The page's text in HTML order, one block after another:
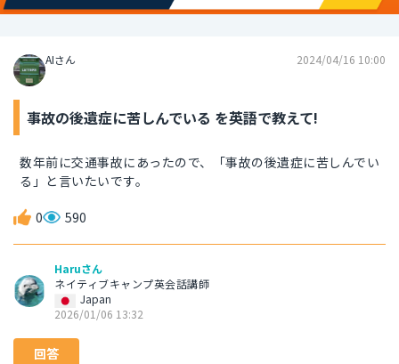
AIさん 2024/04/16 10:00
事故の後遺症に苦しんでいる を英語で教えて!
数年前に交通事故にあったので、「事故の後遺症に苦しんでい
る」と言いたいです。
0 590
Haruさん
ネイティブキャンプ英会話講師
Japan
2026/01/06 13:32
回答